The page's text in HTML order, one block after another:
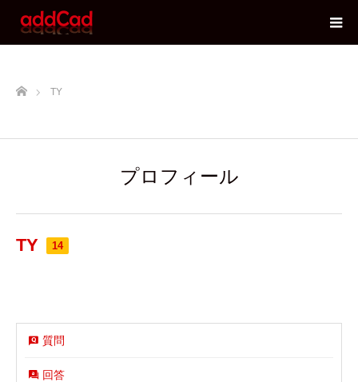
ホームTY
プロフィール
TY 14
質問
回答